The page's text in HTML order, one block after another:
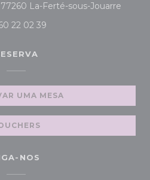
La-Ferté-sous-Jouarre
22 02 39
UMA MESA
NOS